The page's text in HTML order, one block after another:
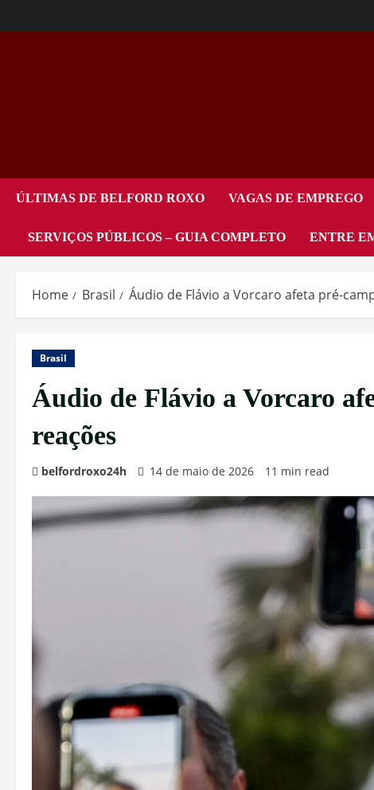
ÚLTIMAS DE BELFORD ROXO VAGAS DE EMPREGO
SERVIÇOS PÚBLICOS – GUIA COMPLETO ENTRE
Home Brasil Áudio de Flávio a Vorcaro afeta pré-
Brasil
Áudio de Flávio a Vorcaro
reações
belfordroxo24h 14 de maio de 2026 11 min read